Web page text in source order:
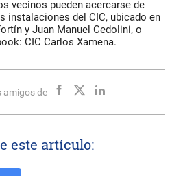
vecinos pueden acercarse de
instalaciones del CIC, ubicado en
y Juan Manuel Cedolini, o
CIC Carlos Xamena.
amigos de
este artículo: